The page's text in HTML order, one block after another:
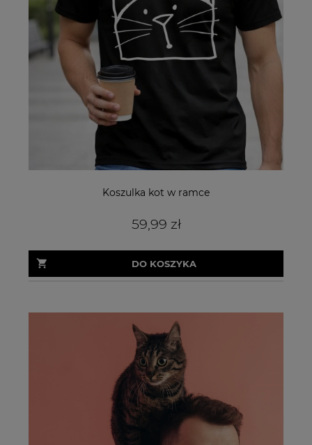
Koszulka kot w ramce
59,99 zł
DO KOSZYKA